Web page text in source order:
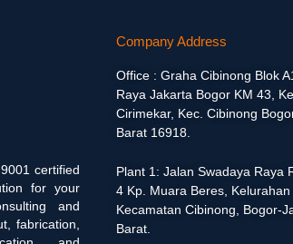
certified
for your
and
fabrication,
Company Address
Office : Graha Cibinong Blok
Raya Jakarta Bogor KM 43,
Cirimekar, Kec. Cibinong
Barat 16918.
Plant 1: Jalan Swadaya Raya
4 Kp. Muara Beres,
Kecamatan Cibinong, Bogor-
Barat.